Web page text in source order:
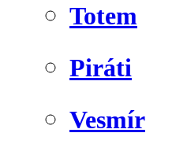
Totem
Piráti
Vesmír